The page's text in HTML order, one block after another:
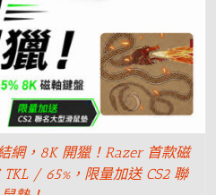
網，8K 開獵！Razer 首款磁
/ 65%，限量加送 CS2 聯